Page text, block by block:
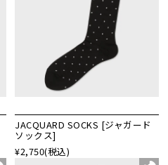
JACQUARD SOCKS [ジャガード
ソックス]
¥2,750(税込)